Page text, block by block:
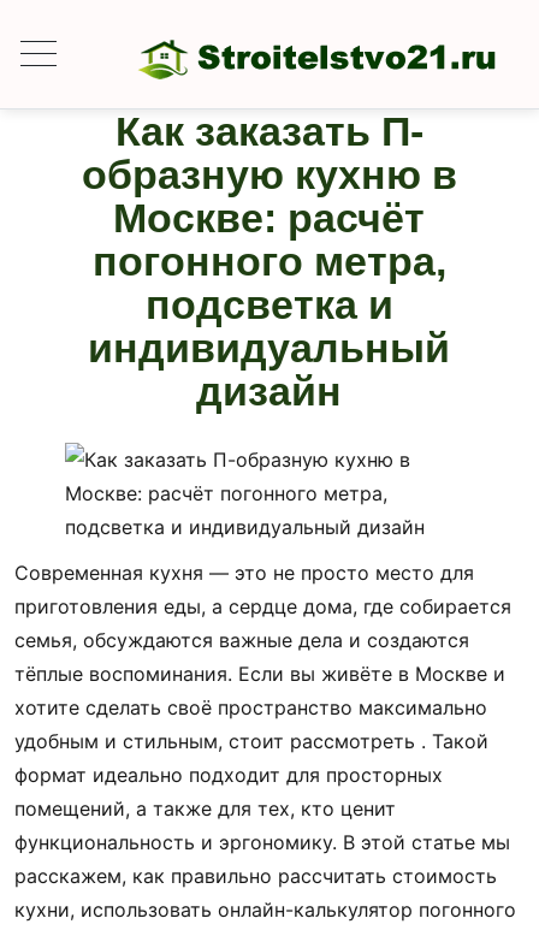
Как заказать П-
образную кухню в
Москве: расчёт
погонного метра,
подсветка и
индивидуальный
дизайн
Современная кухня — это не просто место для
приготовления еды, а сердце дома, где собирается
семья, обсуждаются важные дела и создаются
тёплые воспоминания. Если вы живёте в Москве и
хотите сделать своё пространство максимально
удобным и стильным, стоит рассмотреть . Такой
формат идеально подходит для просторных
помещений, а также для тех, кто ценит
функциональность и эргономику. В этой статье мы
расскажем, как правильно рассчитать стоимость
кухни, использовать онлайн-калькулятор погонного